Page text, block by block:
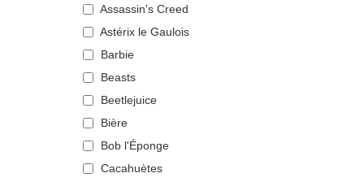
Fourmi
Guépard
Hibou
Hippopotame
Labrador retriever
Langouste
Lézard
Libellule
9FORTY M-Crown
9SEVENTY
9TWENTY
A Frame
Casual Classic
E Frame
Open Back
Runner
Assassin's Creed
Astérix le Gaulois
Barbie
Beasts
Beetlejuice
Bière
Bob l'Éponge
Cacahuètes